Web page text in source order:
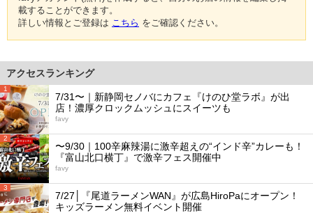
載することができます。
詳しい情報とご登録は こちら をご確認ください。
アクセスランキング
1
7/31〜｜新静岡セノバにカフェ『けのひ堂ラボ』が出
店！濃厚クロックムッシュにスイーツも
favy
2
〜9/30｜100辛麻辣湯に激辛超えの“インド辛”カレーも！
『富山北口横丁』で激辛フェス開催中
favy
3
7/27│『尾道ラーメンWAN』が広島HiroPaにオープン！
キッズラーメン無料イベント開催